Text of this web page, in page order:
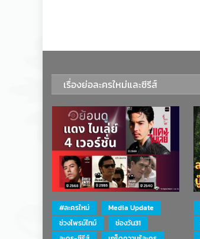
เรื่องย่อละครใหม่และซีรีส์
#ละครใหม่
Media Update
ช่วงไพรม์ไทม์
ช่องวัน31